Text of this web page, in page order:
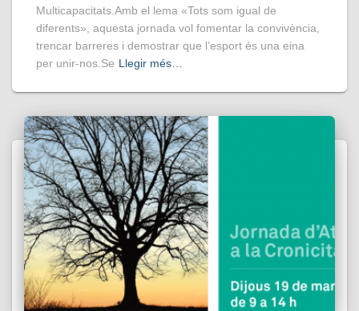
Multicapacitats.Amb el lema «Tots som igual de
diferents», aquesta jornada vol fomentar la convivència,
trencar barreres i demostrar que l’esport és una eina
per unir-nos.Se Llegir més…